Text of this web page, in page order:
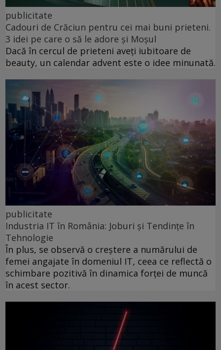
publicitate
Cadouri de Crăciun pentru cei mai buni prieteni.
3 idei pe care o să le adore și Moșul
Dacă în cercul de prieteni aveți iubitoare de
beauty, un calendar advent este o idee minunată.
publicitate
Industria IT în România: Joburi și Tendințe în
Tehnologie
În plus, se observă o creștere a numărului de
femei angajate în domeniul IT, ceea ce reflectă o
schimbare pozitivă în dinamica forței de muncă
în acest sector.